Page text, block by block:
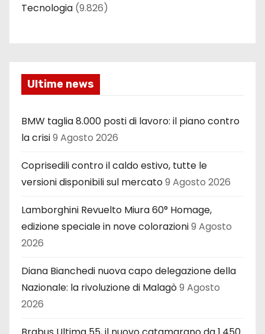
Tecnologia (9.826)
Ultime news
BMW taglia 8.000 posti di lavoro: il piano contro
la crisi9 Agosto 2026
Coprisedili contro il caldo estivo, tutte le
versioni disponibili sul mercato9 Agosto 2026
Lamborghini Revuelto Miura 60° Homage,
edizione speciale in nove colorazioni9 Agosto
2026
Diana Bianchedi nuova capo delegazione della
Nazionale: la rivoluzione di Malagò9 Agosto
2026